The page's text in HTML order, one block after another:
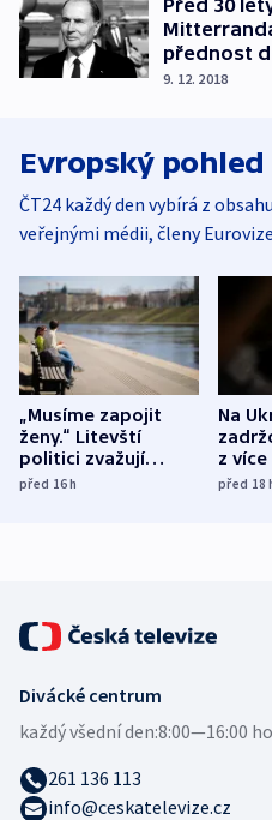
přednost
9. 12. 2018
Evropský pohled
ČT24 každý den vybírá z
veřejnými médii, členy
„Musíme zapojit
ženy.“ Litevští
politici zvažují
dohodu o
před 16h
Na
z více
před 18
Divácké centrum
každý všední den:8:00—16:00
261 136 113
info@ceskatelevize.cz